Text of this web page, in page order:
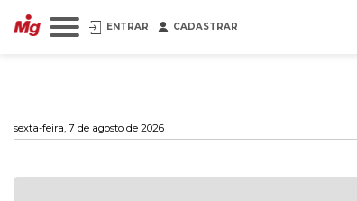
ENTRAR CADASTRAR
sexta-feira, 7 de agosto de 2026